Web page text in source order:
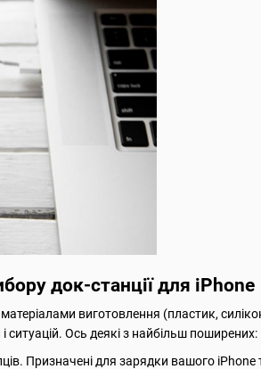
док-станції для iPhone
виготовлення (пластик,
ситуацій. Ось деякі з найбільш поширених:
Призначені для зарядки вашого iPhone